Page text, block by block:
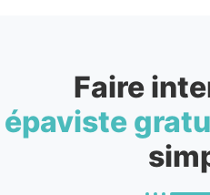
Faire
épaviste